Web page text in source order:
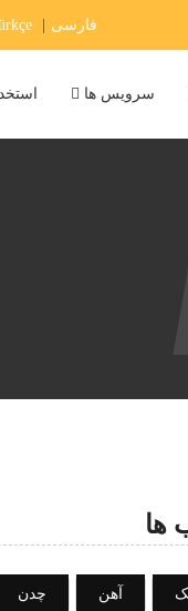
فارسی
سرویس ها
ها
آهن چدن